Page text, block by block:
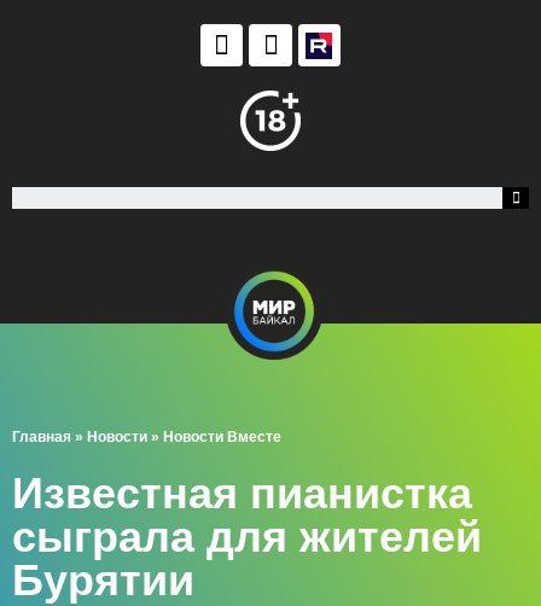
Главная » Новости » Новости Вместе
Известная пианистка
сыграла для жителей
Бурятии